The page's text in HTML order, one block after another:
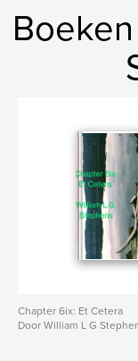
Chapter 6ix: Et Cetera
Door William L G